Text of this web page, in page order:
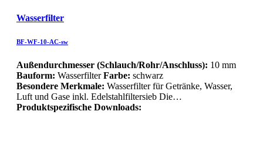
Wasserfilter
BF-WF-10-AC-sw
Außendurchmesser (Schlauch/Rohr/Anschluss): 10 mm
Bauform: WasserfilterFarbe: schwarz
Besondere Merkmale: Wasserfilter für Getränke, Wasser,
Luft und Gase inkl. Edelstahlfiltersieb Die…
Produktspezifische Downloads: